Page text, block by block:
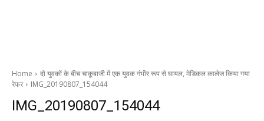
Home
दो युवकों के बीच चाकूबाजी में एक युवक गंभीर रूप से घायल, मेडिकल कालेज किया गया
रेफर
IMG_20190807_154044
IMG_20190807_154044